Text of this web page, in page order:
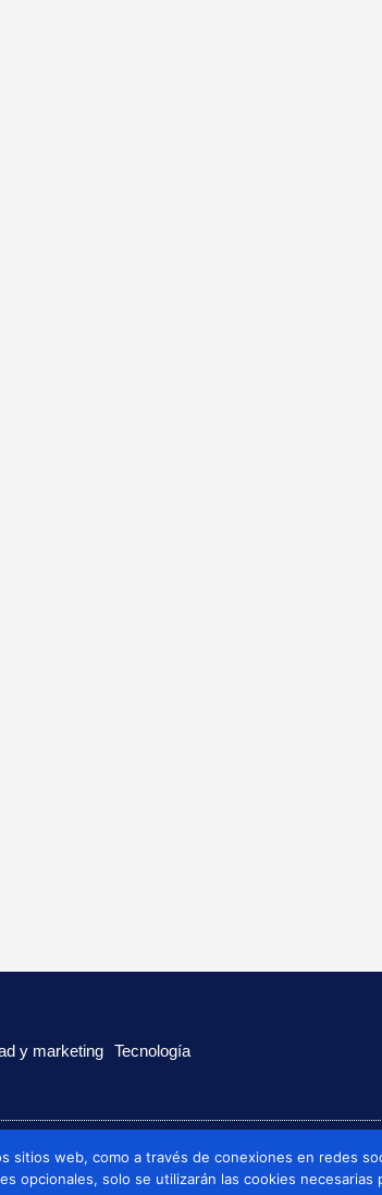
y marketing Tecnología
Politica de cookiesPolitica de privacidad
sitios web, como a través de conexiones en redes
opcionales, solo se utilizarán las cookies